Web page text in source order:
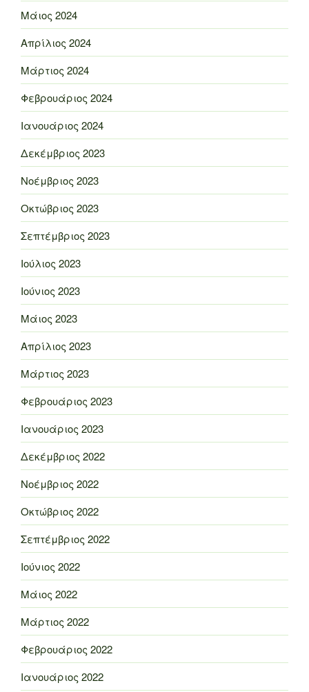
Μάιος 2024
Απρίλιος 2024
Μάρτιος 2024
Φεβρουάριος 2024
Ιανουάριος 2024
Δεκέμβριος 2023
Νοέμβριος 2023
Οκτώβριος 2023
Σεπτέμβριος 2023
Ιούλιος 2023
Ιούνιος 2023
Μάιος 2023
Απρίλιος 2023
Μάρτιος 2023
Φεβρουάριος 2023
Ιανουάριος 2023
Δεκέμβριος 2022
Νοέμβριος 2022
Οκτώβριος 2022
Σεπτέμβριος 2022
Ιούνιος 2022
Μάιος 2022
Μάρτιος 2022
Φεβρουάριος 2022
Ιανουάριος 2022